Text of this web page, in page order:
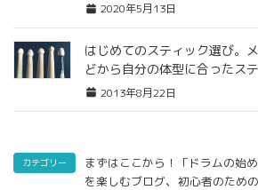
2020年5月13日
はじめてのスティック選び。
どから自分の体型に合ったス
2013年8月22日
カテゴリー まずはここから！「ドラムの始め
を楽しむブログ、 初心者のため